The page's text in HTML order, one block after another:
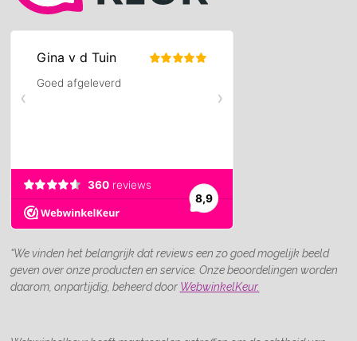
“We vinden het belangrijk dat reviews een zo goed mogelijk beeld
geven over onze producten en service. Onze beoordelingen worden
daarom, onpartijdig, beheerd door WebwinkelKeur.